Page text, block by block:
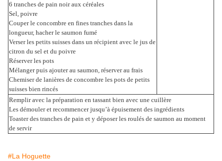
6 tranches de pain noir aux céréales
Sel, poivre
Couper le concombre en fines tranches dans la
longueur, hacher le saumon fumé
Verser les petits suisses dans un récipient avec le jus de
citron du sel et du poivre
Réserver les pots
Mélanger puis ajouter au saumon, réserver au frais
Chemiser de lanières de concombre les pots de petits
suisses bien rincés
Remplir avec la préparation en tassant bien avec une cuillère
Les démouler et recommencer jusqu’à épuisement des ingrédients
Toaster des tranches de pain et y déposer les roulés de saumon au moment
de servir
#La Hoguette